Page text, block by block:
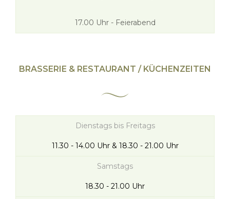
17.00 Uhr - Feierabend
BRASSERIE & RESTAURANT / KÜCHENZEITEN
Dienstags bis Freitags
11.30 - 14.00 Uhr & 18.30 - 21.00 Uhr
Samstags
18.30 - 21.00 Uhr